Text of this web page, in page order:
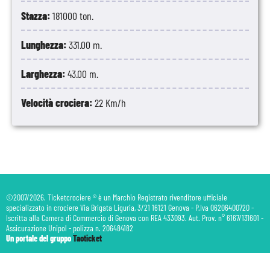
Stazza:181000 ton.
Lunghezza:331.00 m.
Larghezza:43.00 m.
Velocità crociera:22 Km/h
©2007/2026. Ticketcrociere ® è un Marchio Registrato rivenditore ufficiale
specializzato in crociere Via Brigata Liguria, 3/21 16121 Genova - P.Iva 06206400720 -
Iscritta alla Camera di Commercio di Genova con REA 433093. Aut. Prov. n° 6167/131601 -
Assicurazione Unipol - polizza n. 206484182
Un portale del gruppoTaoticket